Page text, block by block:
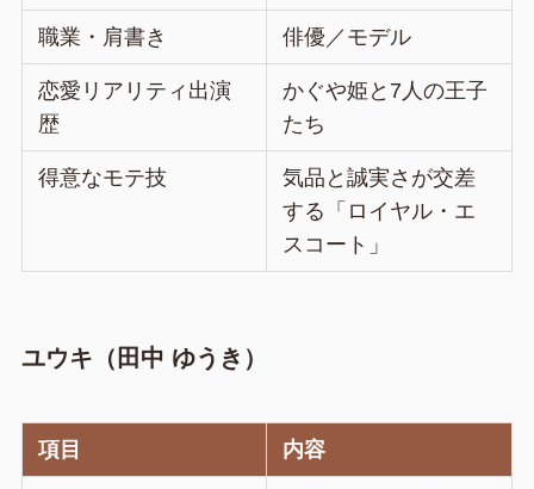
職業・肩書き 俳優／モデル
恋愛リアリティ出演
歴
かぐや姫と7人の王子
たち
得意なモテ技
気品と誠実さが交差
する「ロイヤル・エ
スコート」
ユウキ（田中 ゆうき）
項目 内容